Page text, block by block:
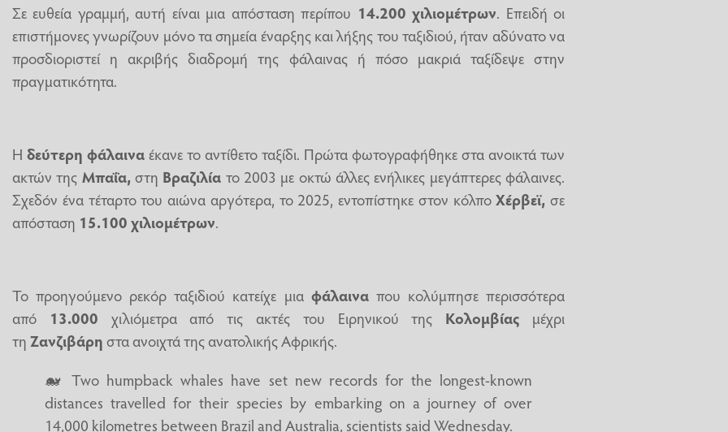
Σε ευθεία γραμμή, αυτή είναι μια απόσταση περίπου 14.200 χιλιομέτρων. Επειδή οι
επιστήμονες γνωρίζουν μόνο τα σημεία έναρξης και λήξης του ταξιδιού, ήταν αδύνατο να
προσδιοριστεί η ακριβής διαδρομή της φάλαινας ή πόσο μακριά ταξίδεψε στην
πραγματικότητα.
Η δεύτερη φάλαιναέκανε το αντίθετο ταξίδι. Πρώτα φωτογραφήθηκε στα ανοικτά των
ακτών της Μπαΐα, στη Βραζιλία το 2003 με οκτώ άλλες ενήλικες μεγάπτερες φάλαινες.
Σχεδόν ένα τέταρτο του αιώνα αργότερα, το 2025, εντοπίστηκε στον κόλποΧέρβεϊ, σε
απόσταση 15.100 χιλιομέτρων.
Το προηγούμενο ρεκόρ ταξιδιού κατείχε μια φάλαιναπου κολύμπησε περισσότερα
από 13.000 χιλιόμετρα από τις ακτές του Ειρηνικού της Κολομβίας μέχρι
τηΖανζιβάρηστα ανοιχτά της ανατολικής Αφρικής.
🐋 Two humpback whales have set new records for the longest-known
distances travelled for their species by embarking on a journey of over
14,000 kilometres between Brazil and Australia, scientists said Wednesday.